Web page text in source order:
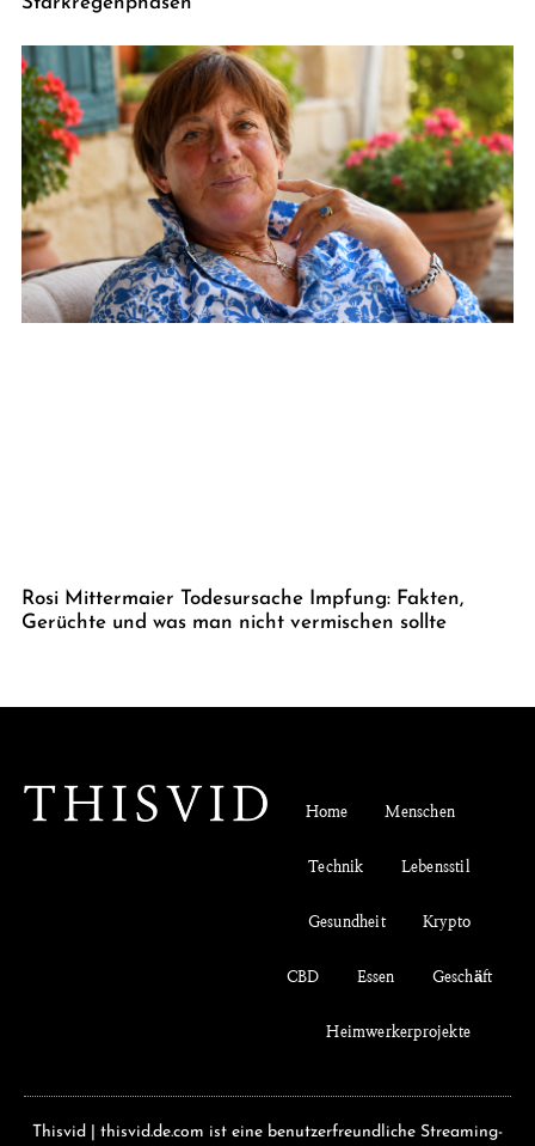
Rosi Mittermaier Todesursache Impfung: Fakten,
Gerüchte und was man nicht vermischen sollte
Home Menschen
Technik Lebensstil
Gesundheit Krypto
CBD Essen Geschäft
Heimwerkerprojekte
Thisvid | thisvid.de.com ist eine benutzerfreundliche Streaming-